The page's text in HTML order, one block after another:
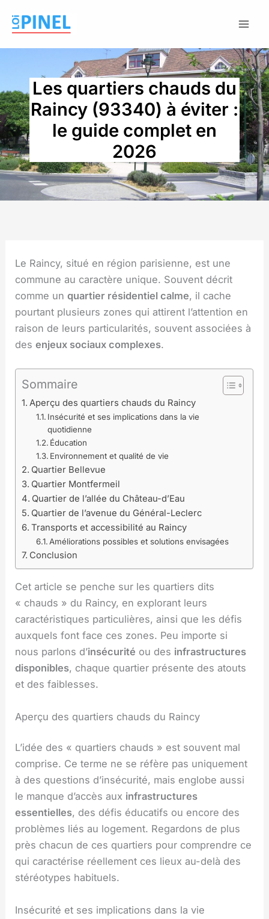
Les quartiers chauds du
Raincy (93340) à éviter :
le guide complet en
2026
Le Raincy, situé en région parisienne, est une
commune au caractère unique. Souvent décrit
comme unquartier résidentiel calme, il cache
pourtant plusieurs zones qui attirent l’attention en
raison de leurs particularités, souvent associées à
desenjeux sociaux complexes.
Sommaire
Aperçu des quartiers chauds du Raincy
Insécurité et ses implications dans la vie
quotidienne
Éducation
Environnement et qualité de vie
Quartier Bellevue
Quartier Montfermeil
Quartier de l’allée du Château-d’Eau
Quartier de l’avenue du Général-Leclerc
Transports et accessibilité au Raincy
Améliorations possibles et solutions envisagées
Conclusion
Cet article se penche sur les quartiers dits
« chauds » du Raincy, en explorant leurs
caractéristiques particulières, ainsi que les défis
auxquels font face ces zones. Peu importe si
nous parlons d’insécurité ou des infrastructures
disponibles, chaque quartier présente des atouts
et des faiblesses.
Aperçu des quartiers chauds du Raincy
L’idée des « quartiers chauds » est souvent mal
comprise. Ce terme ne se réfère pas uniquement
à des questions d’insécurité, mais englobe aussi
le manque d’accès aux infrastructures
essentielles, des défis éducatifs ou encore des
problèmes liés au logement. Regardons de plus
près chacun de ces quartiers pour comprendre ce
qui caractérise réellement ces lieux au-delà des
stéréotypes habituels.
Insécurité et ses implications dans la vie